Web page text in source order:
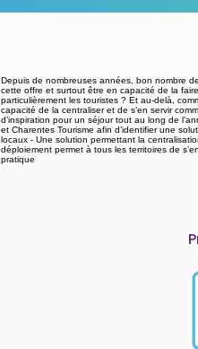
Depuis de nombreuses années, bon nombre
cette offre et surtout être en capacité de la
particulièrement les touristes ? Et au-delà,
capacité de la centraliser et de s’en servir
d’inspiration pour un séjour tout au long de
et Charentes Tourisme afin d’identifier une
locaux - Une solution permettant la
déploiement permet à tous les territoires de
pratique